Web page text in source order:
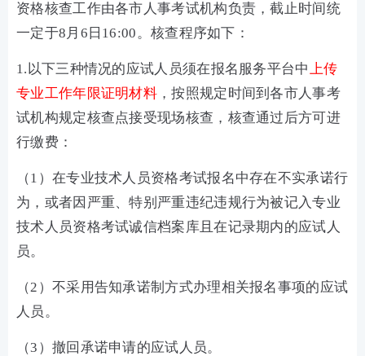
资格核查工作由各市人事考试机构负责，截止时间统
一定于8月6日16:00。核查程序如下：
1.以下三种情况的应试人员须在报名服务平台中上传
专业工作年限证明材料 ，按照规定时间到各市人事考
试机构规定核查点接受现场核查，核查通过后方可进
行缴费：
（1）在专业技术人员资格考试报名中存在不实承诺行
为，或者因严重、特别严重违纪违规行为被记入专业
技术人员资格考试诚信档案库且在记录期内的应试人
员。
（2）不采用告知承诺制方式办理相关报名事项的应试
人员。
（3）撤回承诺申请的应试人员。